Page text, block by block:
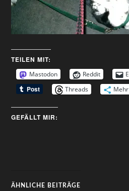
TEILEN MIT:
Mastodon Reddit
Threads
Mehr
GEFÄLLT MIR:
ÄHNLICHE BEITRÄGE